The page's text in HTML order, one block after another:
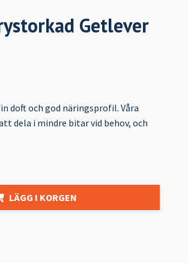
Getlever
doft och god näringsprofil. Våra
dela i mindre bitar vid behov, och
LÄGG I KORGEN